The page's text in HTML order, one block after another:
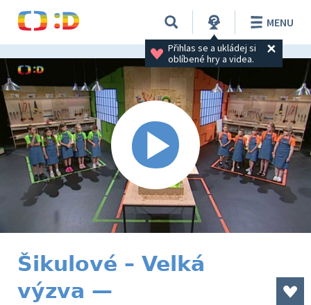
Přihlas se a ukládej si
oblíbené hry a videa.
MENU
Šikulové – Velká
výzva —